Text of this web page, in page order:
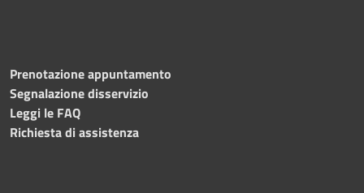
Prenotazione appuntamento
Segnalazione disservizio
Leggi le FAQ
Richiesta di assistenza